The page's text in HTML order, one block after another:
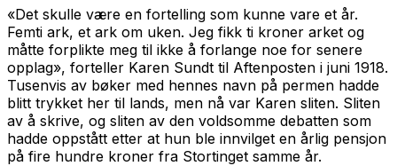
«Det skulle være en fortelling som kunne vare et år.
Femti ark, et ark om uken. Jeg fikk ti kroner arket og
måtte forplikte meg til ikke å forlange noe for senere
opplag», forteller Karen Sundt til Aftenposten i juni 1918.
Tusenvis av bøker med hennes navn på permen hadde
blitt trykket her til lands, men nå var Karen sliten. Sliten
av å skrive, og sliten av den voldsomme debatten som
hadde oppstått etter at hun ble innvilget en årlig pensjon
på fire hundre kroner fra Stortinget samme år.